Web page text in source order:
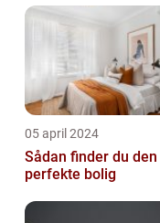
05 april 2024
Sådan finder du den
perfekte bolig